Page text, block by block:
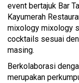
event bertajuk Bar
Kayumerah
mixology mixology
cocktails sesuai
masing.
Berkolaborasi
merupakan